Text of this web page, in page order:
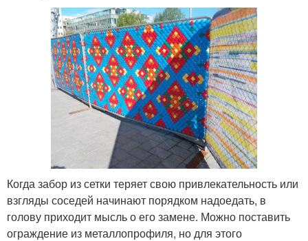
Когда забор из сетки теряет свою привлекательность или
взгляды соседей начинают порядком надоедать, в
голову приходит мысль о его замене. Можно поставить
ограждение из металлопрофиля, но для этого